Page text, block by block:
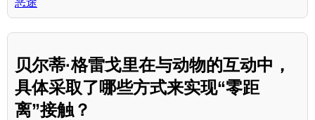
恶途
贝尔蒂·格雷戈里在与动物的互动中，
具体采取了哪些方式来实现“零距
离”接触？